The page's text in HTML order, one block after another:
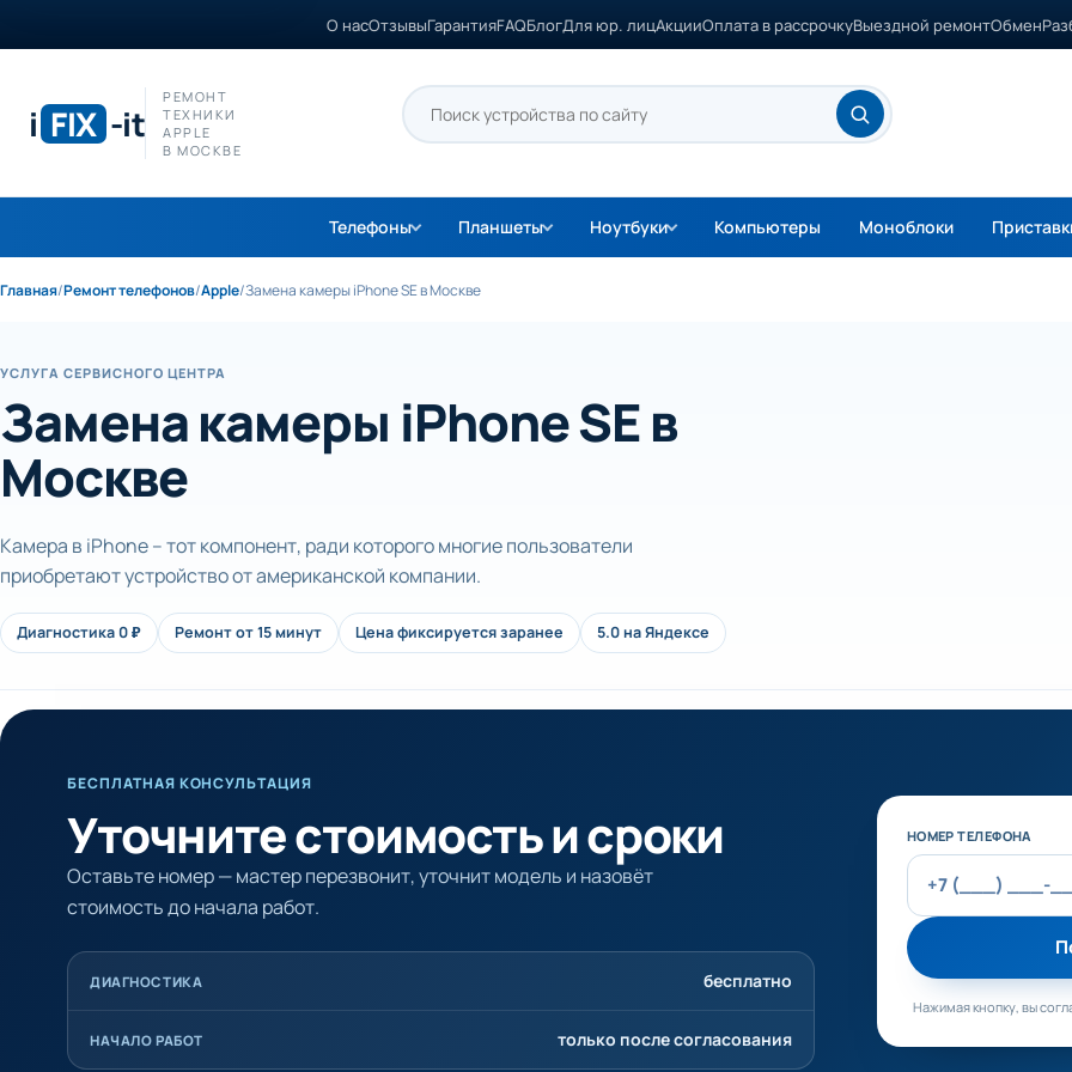
О насОтзывыГарантияFAQБлогДля юр. лицАкцииОплата в рассрочкуВыездной ремонтОбмен
i FIX -it
РЕМОНТ
ТЕХНИКИ
APPLE
В МОСКВЕ
Телефоны Планшеты Ноутбуки Компьютеры Моноблоки
Главная/Ремонт телефонов/Apple/Замена камеры iPhone SE в Москве
УСЛУГА СЕРВИСНОГО ЦЕНТРА
Замена камеры iPhone SE в
Москве
Камера в iPhone – тот компонент, ради которого многие пользователи
приобретают устройство от американской компании.
Диагностика 0 ₽ Ремонт от 15 минут Цена фиксируется заранее 5.0 на Яндексе
БЕСПЛАТНАЯ КОНСУЛЬТАЦИЯ
Уточните стоимость и сроки
Оставьте номер — мастер перезвонит, уточнит модель и назовёт
стоимость до начала работ.
ДИАГНОСТИКА бесплатно
НАЧАЛО РАБОТ только после согласования
Не заполняйте это
НОМЕР ТЕЛЕФОНА
Нажимая кнопку, вы